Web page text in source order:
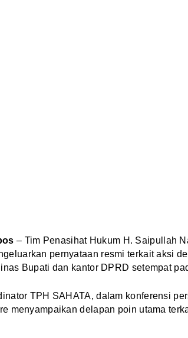
– Tim Penasihat Hukum H. Saipullah
pernyataan resmi terkait aksi
Bupati dan kantor DPRD setempat
TPH SAHATA, dalam konferensi
menyampaikan delapan poin utama